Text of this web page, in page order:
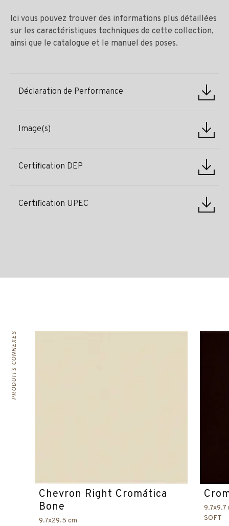
Ici vous pouvez trouver des informations plus détaillées
sur les caractéristiques techniques de cette collection,
ainsi que le catalogue et le manuel des poses.
Déclaration de Performance
Image(s)
Certification DEP
Certification UPEC
PRODUITS CONNEXES
Chevron Right Cromática
Bone
9.7x29.5 cm
9.7x9.7
SOFT